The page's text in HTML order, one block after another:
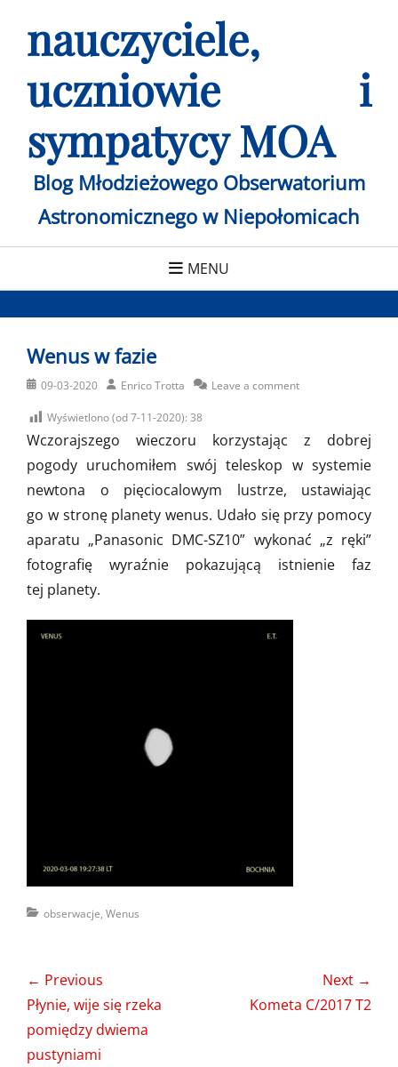
contentnauczyciele,
uczniowie i
sympatycy MOA
Blog Młodzieżowego Obserwatorium
Astronomicznego w Niepołomicach
MENU
Wenus w fazie
Posted
09-03-2020 AuthorEnrico Trotta Leave a comment
Wyświetlono (od 7-11-2020): 38
Wczorajszego wieczoru korzystając z dobrej
pogody uruchomiłem swój teleskop w systemie
newtona o pięciocalowym lustrze, ustawiając
go w stronę planety wenus. Udało się przy pomocy
aparatu „Panasonic DMC-SZ10” wykonać „z ręki”
fotografię wyraźnie pokazującą istnienie faz
tej planety.
Categories
obserwacje, Wenus
Nawigacja
wpisu
← Previous
Previous
post:
Płynie, wije się rzeka
pomiędzy dwiema
pustyniami
Next →
Kometa C/2017 T2